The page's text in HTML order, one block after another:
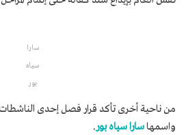
سارا
سياه
بور
من ناحية أخرى تأكد قرار فصل إحدى الناشطات
واسمهاسارا سياه بور.